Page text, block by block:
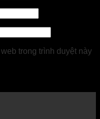
trong trình duyệt này